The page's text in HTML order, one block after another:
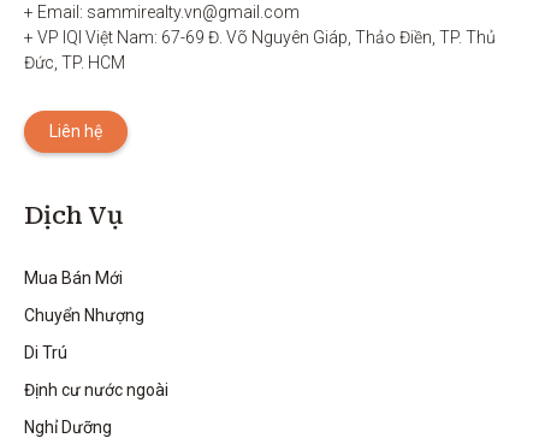
+ Email: sammirealty.vn@gmail.com
+ VP IQI Việt Nam: 67-69 Đ. Võ Nguyên Giáp, Thảo Điền, TP. Thủ
Đức, TP. HCM
Liên hệ
Dịch Vụ
Mua Bán Mới
Chuyển Nhượng
Di Trú
Định cư nước ngoài
Nghỉ Dưỡng